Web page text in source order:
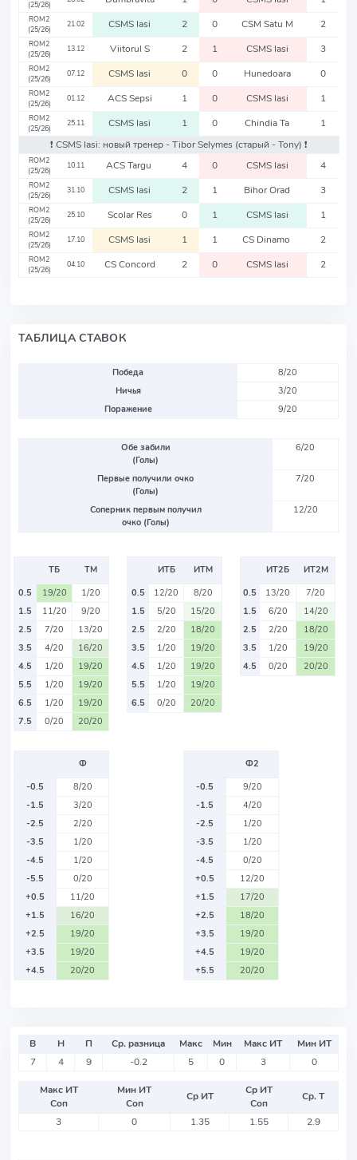
(25/26)
ROM2
(25/26)
21.02 CSMS Iasi 2 0 CSM Satu M 2
ROM2
(25/26)
13.12 Viitorul S 2 1 CSMS Iasi 3
ROM2
(25/26)
07.12 CSMS Iasi 0 0 Hunedoara 0
ROM2
(25/26)
01.12 ACS Sepsi 1 0 CSMS Iasi 1
ROM2
(25/26)
25.11 CSMS Iasi 1 0 Chindia Ta
1
❗️ CSMS Iasi: новый тренер - Tibor Selymes (старый - Tony) ❗️
ROM2
(25/26)
10.11 ACS Targu 4 0 CSMS Iasi 4
ROM2
(25/26)
31.10 CSMS Iasi 2 1 Bihor Orad 3
ROM2
(25/26)
25.10 Scolar Res 0 1 CSMS Iasi 1
ROM2
(25/26)
17.10 CSMS Iasi 1 1 CS Dinamo 2
ROM2
(25/26)
04.10 CS Concord 2 0 CSMS Iasi 2
ТАБЛИЦА СТАВОК
Победа
8/20
Ничья
3/20
Поражение
9/20
Обе забили
(Голы)
6/20
Первые получили очко
(Голы)
7/20
Соперник первым получил
очко (Голы)
12/20
ТБ
ТМ
0.5
19/20
1/20
1.5
11/20
9/20
2.5
7/20
13/20
3.5
4/20
16/20
4.5
1/20
19/20
5.5
1/20
19/20
6.5
1/20
19/20
7.5
0/20 20/20
ИТБ
ИТМ
0.5
12/20
8/20
1.5
5/20
15/20
2.5
2/20
18/20
3.5
1/20
19/20
4.5
1/20
19/20
5.5
1/20
19/20
6.5
0/20 20/20
ИТ2Б
ИТ2М
0.5
13/20
7/20
1.5
6/20
14/20
2.5
2/20
18/20
3.5
1/20
19/20
4.5
0/20 20/20
Ф
-0.5
8/20
-1.5
3/20
-2.5
2/20
-3.5
1/20
-4.5
1/20
-5.5
0/20
+0.5
11/20
+1.5
16/20
+2.5
19/20
+3.5
19/20
+4.5
20/20
Ф2
-0.5
9/20
-1.5
4/20
-2.5
1/20
-3.5
1/20
-4.5
0/20
+0.5
12/20
+1.5
17/20
+2.5
18/20
+3.5
19/20
+4.5
19/20
+5.5
20/20
В Н П Ср. разница Макс Мин Макс ИТ
Мин ИТ
7
4 9 -0.2 5 0 3 0
Макс ИТ
Соп
Мин ИТ
Соп
Ср ИТ
Ср ИТ
Соп
Ср. Т
3
0 1.35 1.55 2.9